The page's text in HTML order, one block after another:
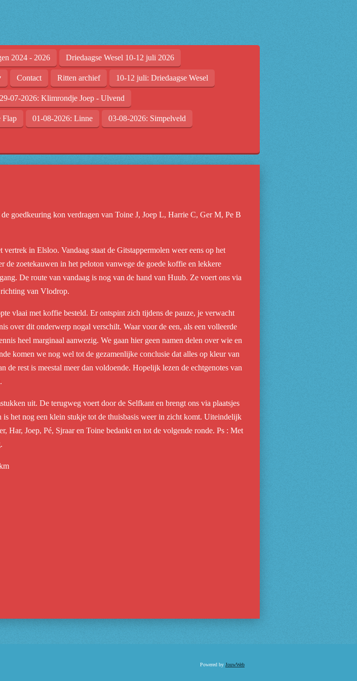
2024 - 2026 Driedaagse Wesel 10-12 juli 2026
Contact Ritten archief 10-12 juli: Driedaagse Wesel
29-07-2026: Klimrondje Joep - Ulvend
Flap 01-08-2026: Linne 03-08-2026: Simpelveld
goedkeuring kon verdragen van Toine J, Joep L, Harrie C, Ger M, Pe B
in Elsloo. Vandaag staat de Gitstappermolen weer eens op het
de zoetekauwen in het peloton vanwege de goede koffie en lekkere
De route van vandaag is nog van de hand van Huub. Ze voert ons via
richting van Vlodrop.
vlaai met koffie besteld. Er ontspint zich tijdens de pauze, je verwacht
over dit onderwerp nogal verschilt. Waar voor de een, als een volleerde
heel marginaal aanwezig. We gaan hier geen namen delen over wie en
komen we nog wel tot de gezamenlijke conclusie dat alles op kleur van
rest is meestal meer dan voldoende. Hopelijk lezen de echtgenotes van
uit. De terugweg voert door de Selfkant en brengt ons via plaatsjes
is het nog een klein stukje tot de thuisbasis weer in zicht komt. Uiteindelijk
Har, Joep, Pé, Sjraar en Toine bedankt en tot de volgende ronde. Ps : Met
Powered by JouwWeb